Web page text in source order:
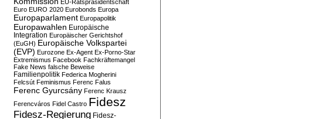
EU-Ratspräsidentschaft
Euro EURO 2020 Eurobonds Europa
Europaparlament Europapolitik
Europawahlen Europäische
Integration Europäischer Gerichtshof
(EuGH) Europäische Volkspartei
(EVP) Eurozone Ex-Agent Ex-Porno-Star
Extremismus Facebook Fachkräftemangel
Fake News falsche Beweise
Familienpolitik Federica Mogherini
Felcsút Feminismus Ferenc Falus
Ferenc Gyurcsány Ferenc Krausz
Ferencváros Fidel Castro Fidesz
Fidesz-Regierung Fidesz-